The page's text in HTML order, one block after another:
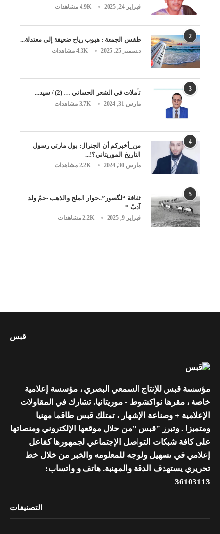
فبراير 24, 2025 4.9K مشاهدات
2 طقس الجمعة : هبوب رياح ضعيفة إلى معتدلة...
ديسمبر 25, 2025 4.3K مشاهدات
3 تأملات في الشعر الحساني … (2) / سيد...
مارس 31, 2024 3.7K مشاهدات
4
من_أخبركم أن الجنرال: بول مارتي رسول
التاريخ الموريتاني؟!...
مارس 30, 2024 2.2K مشاهدات
5
ثقافة “لگصور”..حوار الملح والذهب -حمّ ولد
آدبّ *
فبراير 9, 2025 2.2K مشاهدات
قبس
مؤسسة قبس للإنتاج السمعي البصري ، مؤسسة إعلامية
خاصة ، مقرها نواكشوط - موريتانيا. تشارك في المقاولات
الإعلامية + وصناعة الإشهار ، تمتلك قبس طاقما مهنيا
ومتميزا . وتبرز "قبس "من خلال موقعها الإلكتروني ومنصاتها
على كافة شبكات التواصل الإجتماعي لجمهورها كفاعل
إعلامي في تسهيل ولوجه للمعلومة والخبر من خلال خط
تحريري يستهدف الدقة والمهنية. هاتف و واتساب:
36103113
التصنيفات